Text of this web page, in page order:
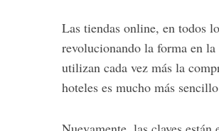
Las tiendas online, en todos
revolucionando la forma en
utilizan cada vez más la
hoteles es mucho más